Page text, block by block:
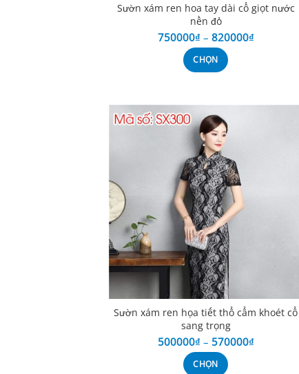
Sườn xám ren hoa tay dài cổ giọt nước
nền đỏ
750000₫ – 820000₫
CHỌN
Sườn xám ren họa tiết thổ cẩm khoét cổ
sang trọng
500000₫ – 570000₫
CHỌN